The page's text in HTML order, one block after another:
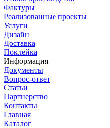
Фактуры
Реализованные проекты
Услуги
Дизайн
Доставка
Поклейка
Информация
Документы
Вопрос-ответ
Статьи
Партнерство
Контакты
Главная
Каталог